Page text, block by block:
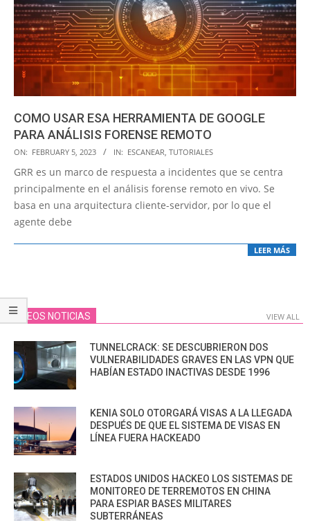
COMO USAR ESA HERRAMIENTA DE GOOGLE
PARA ANÁLISIS FORENSE REMOTO
2023-
02-
ON: FEBRUARY 5, 2023 IN: ESCANEAR TUTORIALES
GRR es un marco de respuesta a incidentes que se centra
principalmente en el análisis forense remoto en vivo. Se
basa en una arquitectura cliente-servidor, por lo que el
agente debe
LEER MÁS
VIDEOS NOTICIAS VIEW ALL
TUNNELCRACK: SE DESCUBRIERON DOS
VULNERABILIDADES GRAVES EN LAS VPN QUE
HABÍAN ESTADO INACTIVAS DESDE 1996
KENIA SOLO OTORGARÁ VISAS A LA LLEGADA
DESPUÉS DE QUE EL SISTEMA DE VISAS EN
LÍNEA FUERA HACKEADO
ESTADOS UNIDOS HACKEO LOS SISTEMAS DE
MONITOREO DE TERREMOTOS EN CHINA
PARA ESPIAR BASES MILITARES
SUBTERRÁNEAS